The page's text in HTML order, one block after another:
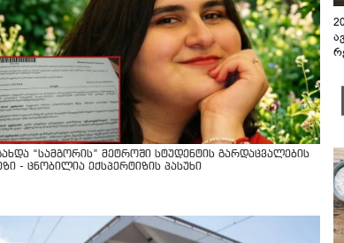
“სამგორის” მეტროში სტუდენტის გარდაცვალების
- ცნობილია ექსპერტიზის პასუხი